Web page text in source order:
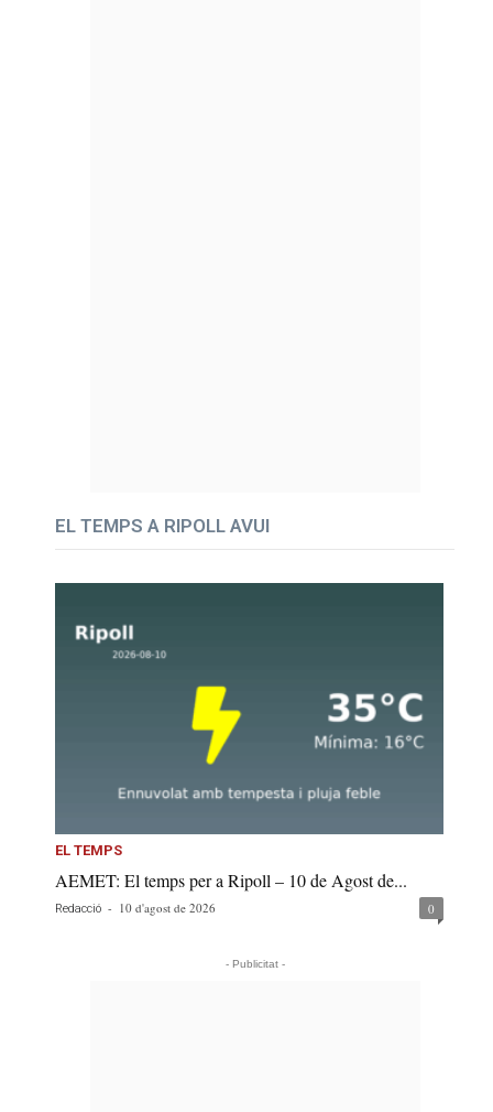
EL TEMPS A RIPOLL AVUI
EL TEMPS
AEMET: El temps per a Ripoll – 10 de Agost de...
Redacció - 10 d'agost de 2026 0
- Publicitat -